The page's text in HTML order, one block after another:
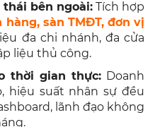
bên ngoài:Tích hợp
hàng, sàn TMĐT, đơn vị
đa chi nhánh, đa cửa
liệu thủ công.
thời gian thực: Doanh
hiệu suất nhân sự đều
lãnh đạo không